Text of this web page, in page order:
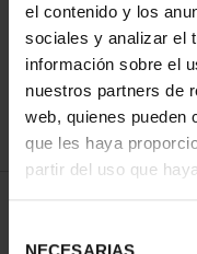
el contenido y los
sociales y analizar el
información sobre el
nuestros partners de
web, quienes pueden
que les haya
partir del uso que
ORDENAR POR: